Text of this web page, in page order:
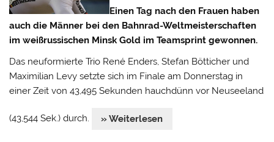
Einen Tag nach den Frauen haben
auch die Männer bei den Bahnrad-Weltmeisterschaften
im weißrussischen Minsk Gold im Teamsprint gewonnen.
Das neuformierte Trio René Enders, Stefan Bötticher und
Maximilian Levy setzte sich im Finale am Donnerstag in
einer Zeit von 43,495 Sekunden hauchdünn vor Neuseeland
(43,544 Sek.) durch. » Weiterlesen